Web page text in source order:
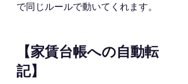
で同じルールで動いてくれます。
【家賃台帳への自動転
記】